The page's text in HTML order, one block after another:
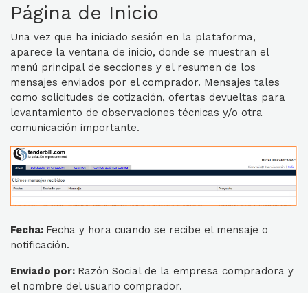
Página de Inicio
Una vez que ha iniciado sesión en la plataforma,
aparece la ventana de inicio, donde se muestran el
menú principal de secciones y el resumen de los
mensajes enviados por el comprador. Mensajes tales
como solicitudes de cotización, ofertas devueltas para
levantamiento de observaciones técnicas y/o otra
comunicación importante.
Fecha: Fecha y hora cuando se recibe el mensaje o
notificación.
Enviado por: Razón Social de la empresa compradora y
el nombre del usuario comprador.